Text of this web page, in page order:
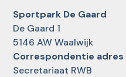
Sportpark De Gaard
De Gaard 1
5146 AW Waalwijk
Correspondentie adres
Secretariaat RWB